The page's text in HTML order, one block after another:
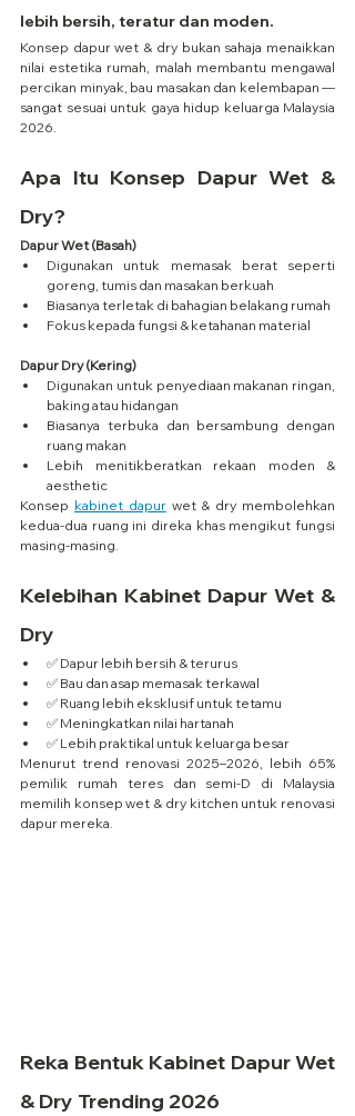
lebih bersih, teratur dan moden.
Konsep dapur wet & dry bukan sahaja menaikkan
nilai estetika rumah, malah membantu mengawal
percikan minyak, bau masakan dan kelembapan —
sangat sesuai untuk gaya hidup keluarga Malaysia
2026.
Apa Itu Konsep Dapur Wet &
Dry?
Dapur Wet (Basah)
Digunakan untuk memasak berat seperti
goreng, tumis dan masakan berkuah
Biasanya terletak di bahagian belakang rumah
Fokus kepada fungsi & ketahanan material
Dapur Dry (Kering)
Digunakan untuk penyediaan makanan ringan,
baking atau hidangan
Biasanya terbuka dan bersambung dengan
ruang makan
Lebih menitikberatkan rekaan moden &
aesthetic
Konsep kabinet dapur wet & dry membolehkan
kedua-dua ruang ini direka khas mengikut fungsi
masing-masing.
Kelebihan Kabinet Dapur Wet &
Dry
✅ Dapur lebih bersih & terurus
✅ Bau dan asap memasak terkawal
✅ Ruang lebih eksklusif untuk tetamu
✅ Meningkatkan nilai hartanah
✅ Lebih praktikal untuk keluarga besar
Menurut trend renovasi 2025–2026, lebih 65%
pemilik rumah teres dan semi-D di Malaysia
memilih konsep wet & dry kitchen untuk renovasi
dapur mereka.
Reka Bentuk Kabinet Dapur Wet
& Dry Trending 2026